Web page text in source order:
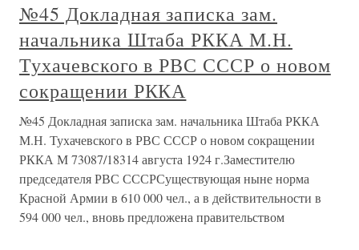
№45 Докладная записка зам.
начальника Штаба РККА М.Н.
Тухачевского в РВС СССР о новом
сокращении РККА
№45 Докладная записка зам. начальника Штаба РККА
М.Н. Тухачевского в РВС СССР о новом сокращении
РККА М 73087/18314 августа 1924 г.Заместителю
председателя РВС СССРСуществующая ныне норма
Красной Армии в 610 000 чел., а в действительности в
594 000 чел., вновь предложена правительством